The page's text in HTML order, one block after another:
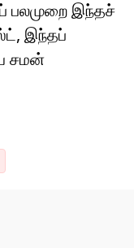
பலமுறை இந்தச்
இந்தப்
சமன்